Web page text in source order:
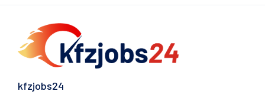
kfzjobs24